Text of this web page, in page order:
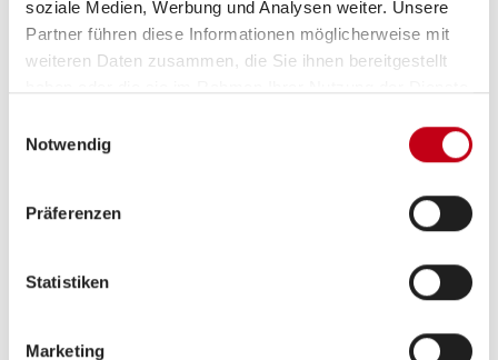
soziale Medien, Werbung und Analysen weiter. Unsere
Partner führen diese Informationen möglicherweise mit
weiteren Daten zusammen, die Sie ihnen bereitgestellt
Notwendig
Präferenzen
Statistiken
Marketing
Ostsee Campingpartner KG
Deutschland